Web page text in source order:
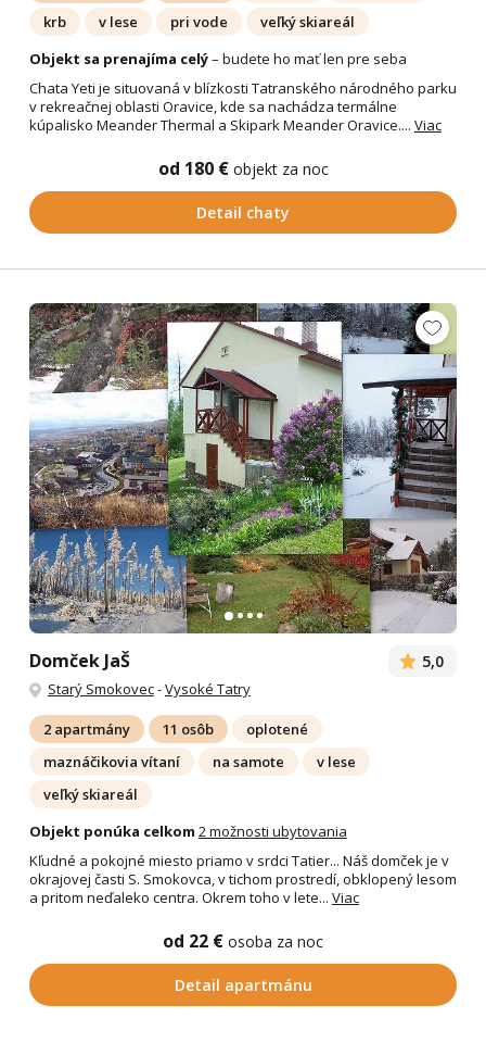
krb
v lese pri vode
veľký skiareál
Objekt sa prenajíma celý– budete ho mať len pre seba
Chata Yeti je situovaná v blízkosti Tatranského národného parku
v rekreačnej oblasti Oravice, kde sa nachádza termálne
kúpalisko Meander Thermal a Skipark Meander Oravice.... Viac
od 180 € objekt za noc
Detail chaty
Domček JaŠ 5,0
Starý Smokovec-Vysoké Tatry
2 apartmány 11 osôb
oplotené
maznáčikovia vítaní
na samote
v lese
veľký skiareál
Objekt ponúka celkom 2 možnosti ubytovania
Kľudné a pokojné miesto priamo v srdci Tatier... Náš domček je v
okrajovej časti S. Smokovca, v tichom prostredí, obklopený lesom
a pritom neďaleko centra. Okrem toho v lete... Viac
od 22 € osoba za noc
Detail apartmánu